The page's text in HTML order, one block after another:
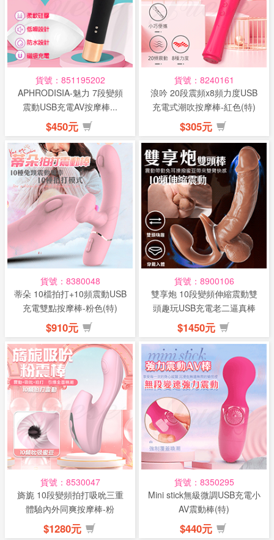
貨號：851195202
APHRODISIA-魅力 7段變頻
震動USB充電AV按摩棒...
$450元
貨號：8240161
浪吟 20段震頻x8頻力度USB
充電式潮吹按摩棒-紅色(特)
$305元
貨號：8380048
蒂朵 10檔拍打+10頻震動USB
充電雙點按摩棒-粉色(特)
$910元
貨號：8900106
雙享炮 10段變頻伸縮震動雙
頭趣玩USB充電老二逼真棒
(特)
$1450元
貨號：8530047
旖旎 10段變頻拍打吸吮三重
體驗內外同爽按摩棒-粉
$1280元
貨號：8350295
Mini stick無級微調USB充電小
AV震動棒(特)
$440元